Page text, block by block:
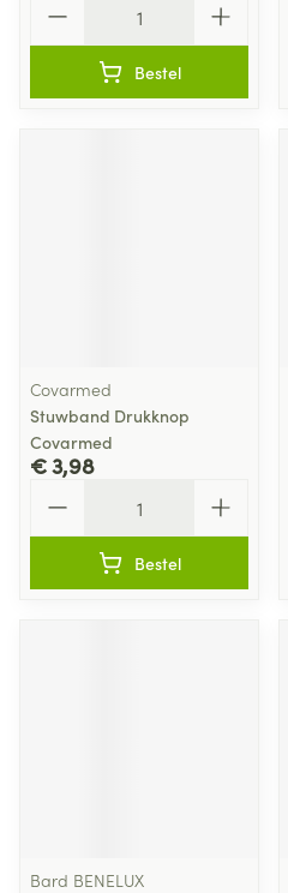
Bestel
Covarmed
Stuwband Drukknop
Covarmed
€ 3,98
Bestel
Bard BENELUX